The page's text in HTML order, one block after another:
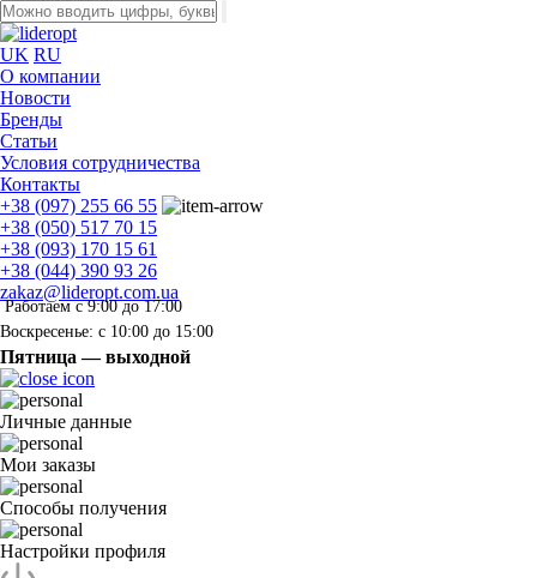
UK RU
О компании
Новости
Бренды
Статьи
Условия сотрудничества
Контакты
+38 (097) 255 66 55
+38 (050) 517 70 15
+38 (093) 170 15 61
+38 (044) 390 93 26
zakaz@lideropt.com.ua
Работаем с 9:00 до 17:00
Воскресенье: с 10:00 до 15:00
Пятница — выходной
Личные данные
Мои заказы
Способы получения
Настройки профиля